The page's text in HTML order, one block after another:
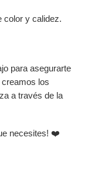
color y calidez.
para asegurarte
los
a través de la
necesites! ❤️
sobre